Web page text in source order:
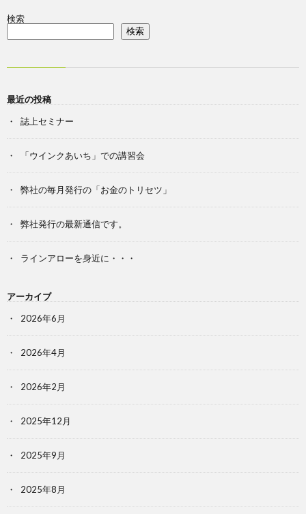
検索
検索
最近の投稿
誌上セミナー
「ウインクあいち」での講習会
弊社の毎月発行の「お金のトリセツ」
弊社発行の最新通信です。
ラインアローを身近に・・・
アーカイブ
2026年6月
2026年4月
2026年2月
2025年12月
2025年9月
2025年8月